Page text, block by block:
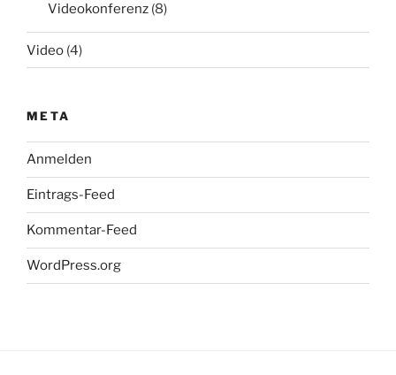
Videokonferenz (8)
Video (4)
META
Anmelden
Eintrags-Feed
Kommentar-Feed
WordPress.org